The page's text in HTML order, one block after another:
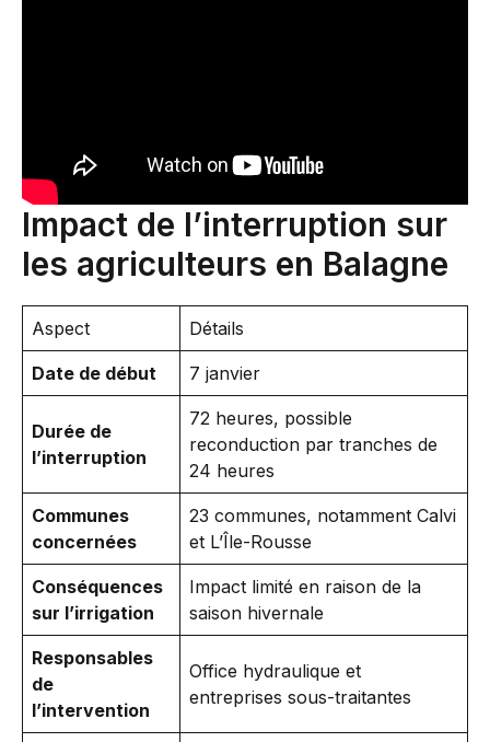
Impact de l’interruption sur
les agriculteurs en Balagne
Aspect Détails
Date de début 7 janvier
Durée de
l’interruption
72 heures, possible
reconduction par tranches de
24 heures
Communes
concernées
23 communes, notamment Calvi
et L’Île-Rousse
Conséquences
sur l’irrigation
Impact limité en raison de la
saison hivernale
Responsables
de
l’intervention
Office hydraulique et
entreprises sous-traitantes